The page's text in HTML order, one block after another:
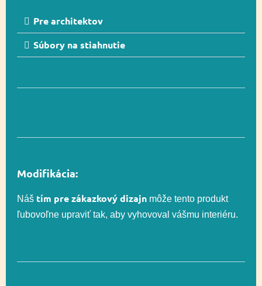
Rozmer
Funkčnosť
Lezenie, Posuvné,
Socializácia
Pre architektov
Súbory na stiahnutie
Modifikácia:
Náš tím pre zákazkový dizajn môže tento produkt
ľubovoľne upraviť tak, aby vyhovoval vášmu interiéru.